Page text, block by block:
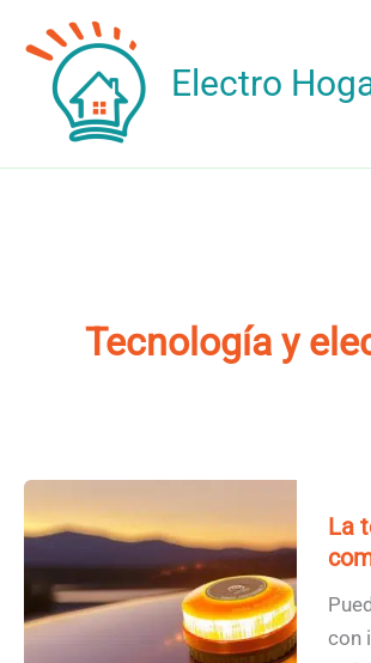
contenido
Electro
Tecnología y
La
con